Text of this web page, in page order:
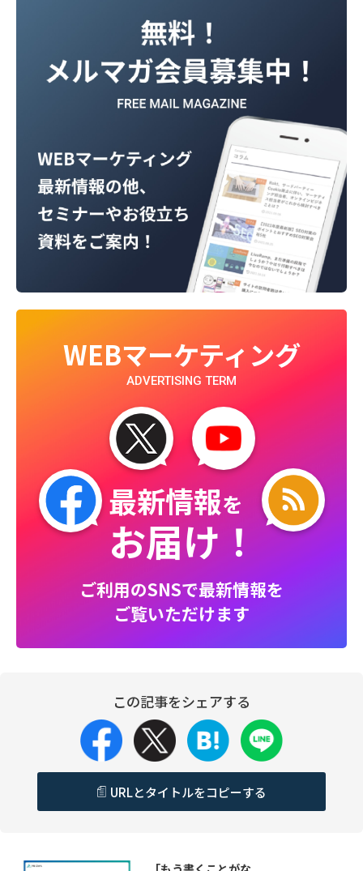
WEBマーケティング
ADVERTISING TERM
最新情報を
お届け！
ご利用のSNSで最新情報を
ご覧いただけます
この記事をシェアする
URLとタイトルをコピーする